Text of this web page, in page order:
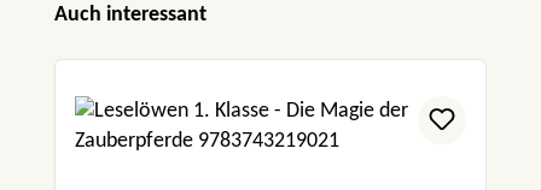
Produktgalerie überspringen
Auch interessant